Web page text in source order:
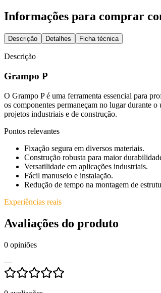
Informações para comprar
Descrição Detalhes Ficha técnica
Descrição
Grampo P
O Grampo P é uma ferramenta essencial para
os componentes permaneçam no lugar durante
projetos industriais e de construção.
Pontos relevantes
Fixação segura em diversos materiais.
Construção robusta para maior
Versatilidade em aplicações industriais.
Fácil manuseio e instalação.
Redução de tempo na montagem de
Experiências reais
Avaliações do produto
0 opiniões
—